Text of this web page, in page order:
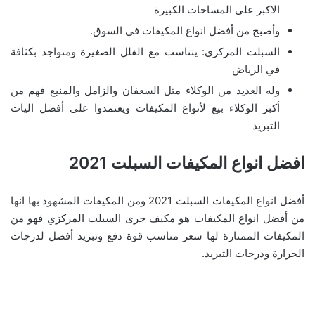
الاكبر على المساحات الكبيرة
وأصبح من أفضل انواع المكيفات في السوق.
السبلت المركزي: يتناسب مع الفلل الصغيرة ومتواجد بكثافة
في الرياض
وله العديد من الوكلاء مثل السعفان والزامل والمنيع فهم من
أكبر الوكلاء بيع لأنواع المكيفات ويعتمدوا على أفضل اليات
التبريد
افضل انواع المكيفات السبلت 2021
أفضل انواع المكيفات السبلت 2021 ومن المكيفات المشهود بها انها
من أفضل انواع المكيفات هو مكيف جرى السبلت المركزي فهو من
المكيفات الممتازة لها سعر مناسب قوة دفع وتبريد أفضل لدرجات
الحرارة ودرجات التبريد.